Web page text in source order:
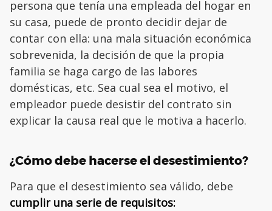
persona que tenía una empleada del hogar en
su casa, puede de pronto decidir dejar de
contar con ella: una mala situación económica
sobrevenida, la decisión de que la propia
familia se haga cargo de las labores
domésticas, etc. Sea cual sea el motivo, el
empleador puede desistir del contrato sin
explicar la causa real que le motiva a hacerlo.
¿Cómo debe hacerse el desestimiento?
Para que el desestimiento sea válido, debe
cumplir una serie de requisitos: